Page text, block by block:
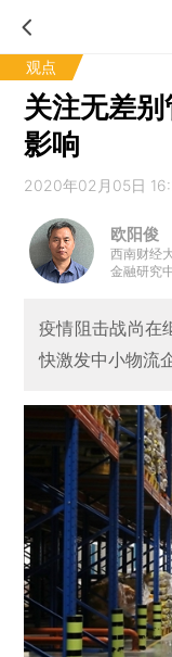
观点
关注无差
影响
2020年02月05日
欧阳俊
西南财经
金融研究
疫情阻击战尚在
快激发中小物流